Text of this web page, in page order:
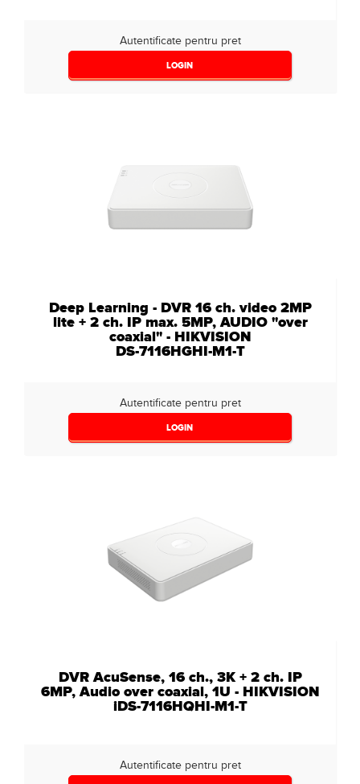
Autentificate pentru pret
LOGIN
Deep Learning - DVR 16 ch. video 2MP
lite + 2 ch. IP max. 5MP, AUDIO "over
coaxial" - HIKVISION
DS-7116HGHI-M1-T
Autentificate pentru pret
LOGIN
DVR AcuSense, 16 ch., 3K + 2 ch. IP
6MP, Audio over coaxial, 1U - HIKVISION
iDS-7116HQHI-M1-T
Autentificate pentru pret